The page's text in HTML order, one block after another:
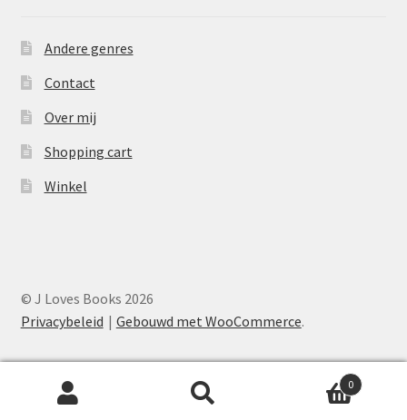
Andere genres
Contact
Over mij
Shopping cart
Winkel
© J Loves Books 2026
Privacybeleid
Gebouwd met WooCommerce.
0